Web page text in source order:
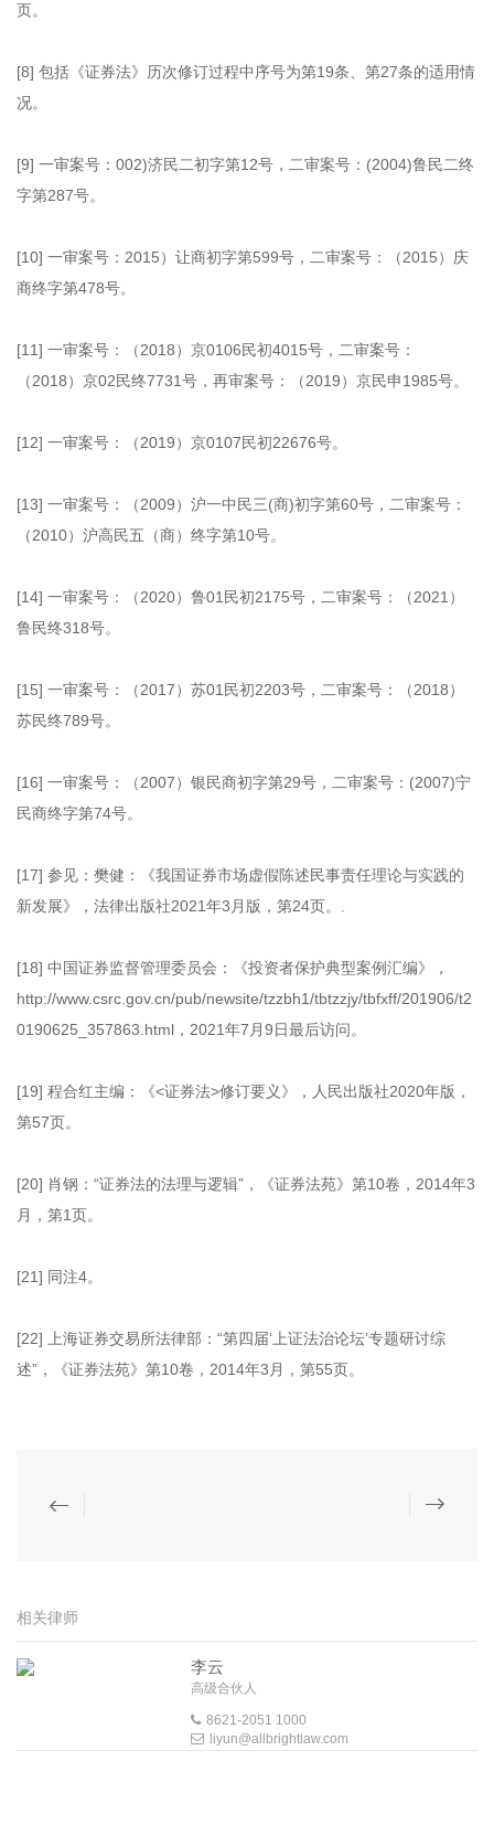
页。
[8] 包括《证券法》历次修订过程中序号为第19条、第27条的适用情
况。
[9] 一审案号：002)济民二初字第12号，二审案号：(2004)鲁民二终
字第287号。
[10] 一审案号：2015）让商初字第599号，二审案号：（2015）庆
商终字第478号。
[11] 一审案号：（2018）京0106民初4015号，二审案号：
（2018）京02民终7731号，再审案号：（2019）京民申1985号。
[12] 一审案号：（2019）京0107民初22676号。
[13] 一审案号：（2009）沪一中民三(商)初字第60号，二审案号：
（2010）沪高民五（商）终字第10号。
[14] 一审案号：（2020）鲁01民初2175号，二审案号：（2021）
鲁民终318号。
[15] 一审案号：（2017）苏01民初2203号，二审案号：（2018）
苏民终789号。
[16] 一审案号：（2007）银民商初字第29号，二审案号：(2007)宁
民商终字第74号。
[17] 参见：樊健：《我国证券市场虚假陈述民事责任理论与实践的
新发展》，法律出版社2021年3月版，第24页。.
[18] 中国证券监督管理委员会：《投资者保护典型案例汇编》，
http://www.csrc.gov.cn/pub/newsite/tzzbh1/tbtzzjy/tbfxff/201906/t2
0190625_357863.html，2021年7月9日最后访问。
[19] 程合红主编：《<证券法>修订要义》，人民出版社2020年版，
第57页。
[20] 肖钢：“证券法的法理与逻辑”，《证券法苑》第10卷，2014年3
月，第1页。
[21] 同注4。
[22] 上海证券交易所法律部：“第四届‘上证法治论坛’专题研讨综
述”，《证券法苑》第10卷，2014年3月，第55页。
相关律师
李云
高级合伙人
8621-2051 1000
liyun@allbrightlaw.com